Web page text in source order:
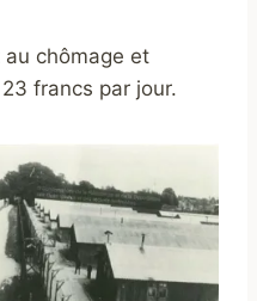
chômage et
francs par jour.